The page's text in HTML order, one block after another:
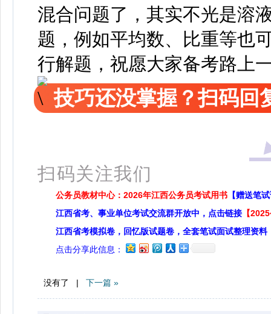
混合问题了，其实不光是溶
题，例如平均数、比重等也
行解题，祝愿大家备考路上
技巧还没掌握？扫码回
扫码关注我们
公务员教材中心：2026年江西公务员考试用书 【赠送笔
江西省考、事业单位考试交流群开放中，点击链接 【
江西省考模拟卷，回忆版试题卷，全套笔试面试整理资料
点击分享此信息：
没有了 | 下一篇 »